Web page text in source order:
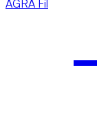
AGRA Fil